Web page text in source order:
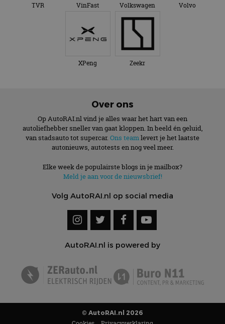
TVR VinFast Volkswagen Volvo
XPeng Zeekr
Over ons
Op AutoRAI.nl vind je alles waar het hart van een
autoliefhebber sneller van gaat kloppen. In beeld én geluid,
van stadsauto tot supercar. Ons teamlevert je het laatste
autonieuws, autotests en nog veel meer.
Elke week de populairste blogs in je mailbox?
Meld je aan voor de nieuwsbrief!
Volg AutoRAI.nl op social media
AutoRAI.nl is powered by
© AutoRAI.nl 2026